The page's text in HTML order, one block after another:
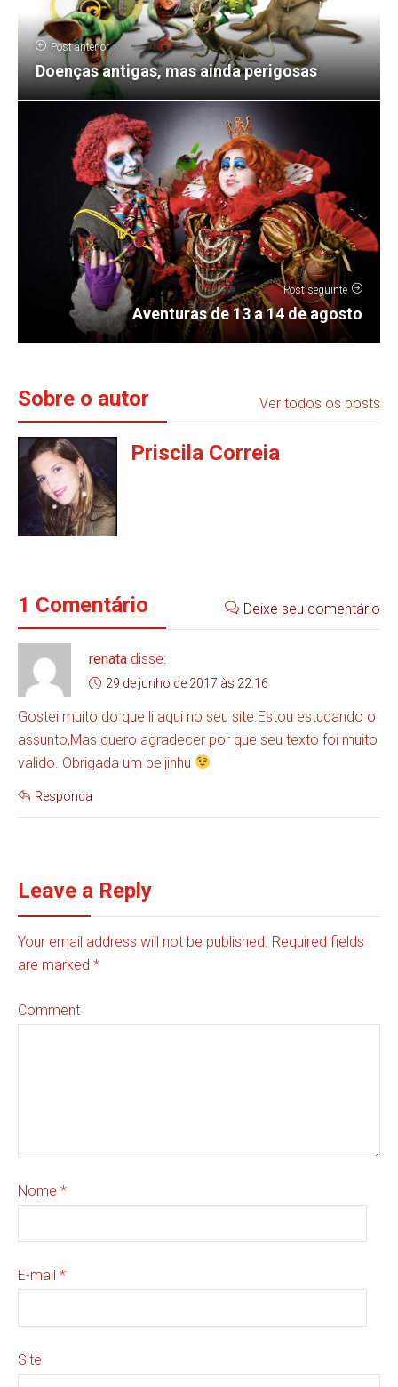
Post anterior
Doenças antigas, mas ainda perigosas
Post seguinte
Aventuras de 13 a 14 de agosto
Sobre o autor Ver todos os posts
Priscila Correia
1 Comentário Deixe seu comentário
renata disse:
29 de junho de 2017 às 22:16
Gostei muito do que li aqui no seu site.Estou estudando o
assunto,Mas quero agradecer por que seu texto foi muito
valido. Obrigada um beijinhu
Responda
Leave a Reply
Your email address will not be published. Required fields
are marked *
Comment
Nome *
E-mail *
Site